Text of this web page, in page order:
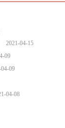
2021-04-15
09
09
04-08